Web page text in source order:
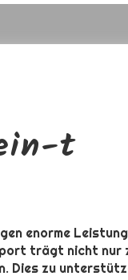
t
enorme
trägt nicht nur
zu